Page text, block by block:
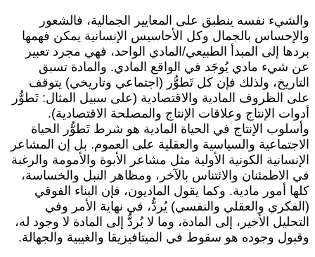
نفسه ينطبق على المعايير الجمالية، فالشعور
بالجمال وكل الأحاسيس الإنسانية يمكن فهمها
إلى المبدأ الطبيعي/المادي الواحد، فهي مجرد تعبير
شيء مادي يُوجَد في الواقع المادي. والمادة تسبق
ولذلك فإن كل تَطوُّر (اجتماعي وتاريخي) يتوقف
الظروف المادية والاقتصادية (على سبيل المثال: تَطوُّر
الإنتاج وعلاقات الإنتاج والمصلحة الاقتصادية).
الإنتاج في الحياة المادية هو شرط تَطوُّر الحياة
والسياسية والعقلية على العموم. بل إن المشاعر
الكونية الأولية مثل مشاعر الأبوة والأمومة والرغبة
الاطمئنان والائتناس بالآخر، ومظاهر النبل والخساسة،
أمور مادية. وكما يقول الماديون، فإن البناء الفوقي
والعقلي والنفسي) يُردُّ، في نهاية الأمر وفي
الأخير، إلى المادة، وما لا يُردُّ إلى المادة لا وجود له،
وجوده هو سقوط في الميتافيزيقا والغيبية والجهالة.